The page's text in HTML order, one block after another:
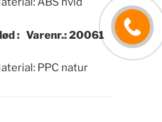
: Varenr.: 20061
PPC natur